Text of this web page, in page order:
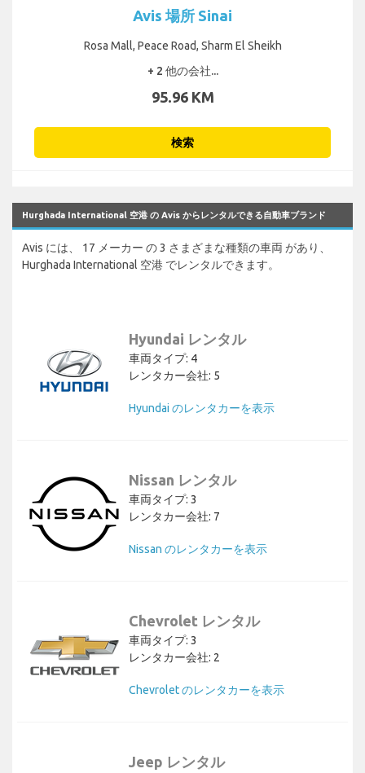
Avis 場所 Sinai
Rosa Mall, Peace Road, Sharm El Sheikh
+ 2 他の会社...
95.96 KM
検索
Hurghada International 空港 の Avis からレンタルできる自動車ブランド
Avis には、 17 メーカー の 3 さまざまな種類の車両 があり、
Hurghada International 空港 でレンタルできます。
Hyundai レンタル
車両タイプ: 4
レンタカー会社: 5
Hyundai のレンタカーを表示
Nissan レンタル
車両タイプ: 3
レンタカー会社: 7
Nissan のレンタカーを表示
Chevrolet レンタル
車両タイプ: 3
レンタカー会社: 2
Chevrolet のレンタカーを表示
Jeep レンタル